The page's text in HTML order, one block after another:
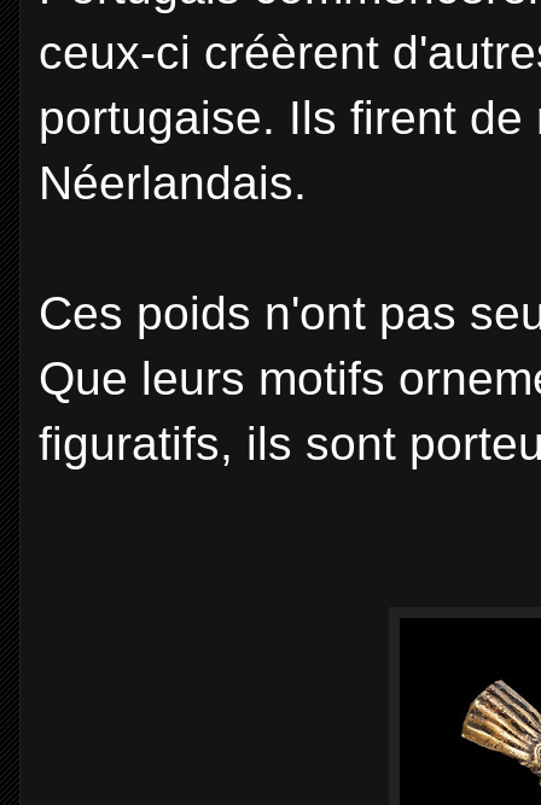
ceux-ci créèrent
portugaise. Ils firent
Néerlandais.
Ces poids n'ont pas
Que leurs motifs
figuratifs, ils sont